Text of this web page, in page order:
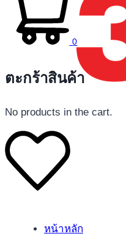
0
ตะกร้าสินค้า
No products in the cart.
หน้าหลัก